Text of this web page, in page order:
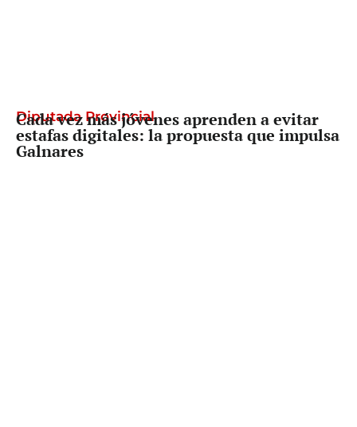
Diputada Provincial
Cada vez más jóvenes aprenden a evitar
estafas digitales: la propuesta que impulsa
Galnares